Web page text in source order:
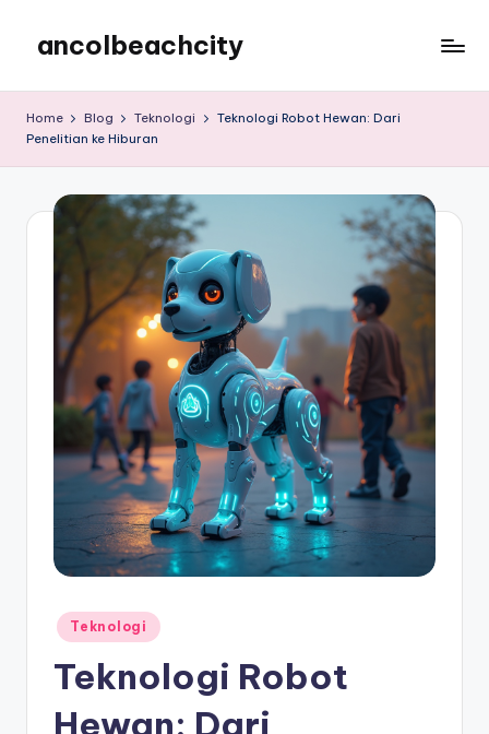
content
ancolbeachcity
Home Blog Teknologi
Teknologi Robot Hewan: Dari
Penelitian ke Hiburan
Posted
in
Teknologi
Teknologi Robot
Hewan: Dari